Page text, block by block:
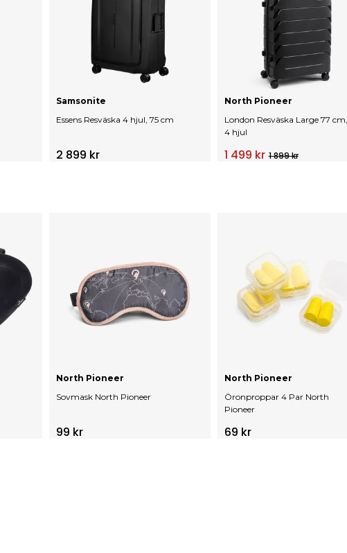
Essens Resväska 4 hjul, 75 cm
Samsonite
2 899 kr
London Resväska Large 77 cm,
4 hjul
North Pioneer
1 499 kr 1 899 kr
Sovmask North Pioneer
North Pioneer
99 kr
Öronproppar 4 Par North
Pioneer
North Pioneer
69 kr